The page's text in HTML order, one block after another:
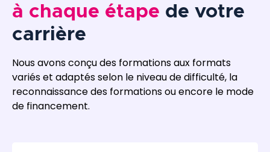
à chaque étape de votre
carrière
Nous avons conçu des formations aux formats
variés et adaptés selon le niveau de difficulté, la
reconnaissance des formations ou encore le mode
de financement.